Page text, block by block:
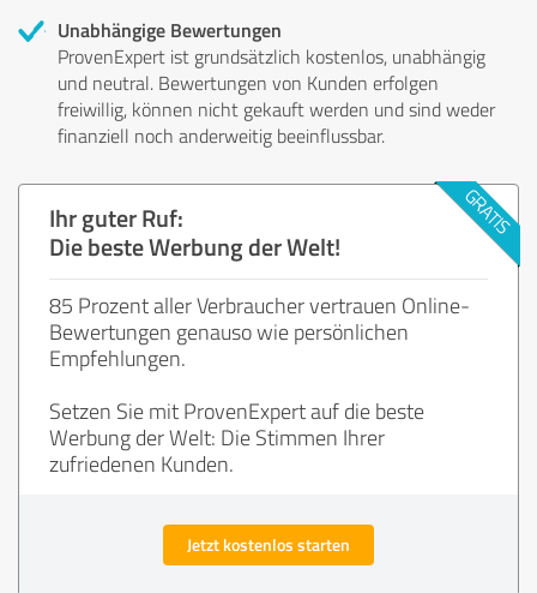
Unabhängige Bewertungen
ProvenExpert ist grundsätzlich kostenlos, unabhängig
und neutral. Bewertungen von Kunden erfolgen
freiwillig, können nicht gekauft werden und sind weder
finanziell noch anderweitig beeinflussbar.
Ihr guter Ruf:
Die beste Werbung der Welt!
85 Prozent aller Verbraucher vertrauen Online-
Bewertungen genauso wie persönlichen
Empfehlungen.
Setzen Sie mit ProvenExpert auf die beste
Werbung der Welt: Die Stimmen Ihrer
zufriedenen Kunden.
Jetzt kostenlos starten